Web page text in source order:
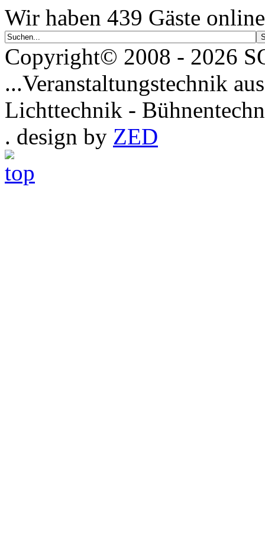
Wir haben 439 Gäste online
Copyright© 2008 - 2026
...Veranstaltungstechnik
Lichttechnik -
. design by ZED